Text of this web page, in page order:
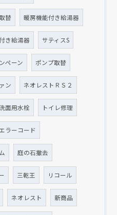
替 暖房機能付き給湯器
き給湯器 サティスS
ペーン ポンプ取替
ン ネオレストＲＳ２
洗面用水栓 トイレ修理
ラーコード
庭の石撤去
三乾王 リコール
ネオレスト 新商品